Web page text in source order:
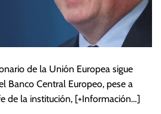
de la Unión Europea sigue
Banco Central Europeo, pese a
de la institución, [+Información…]